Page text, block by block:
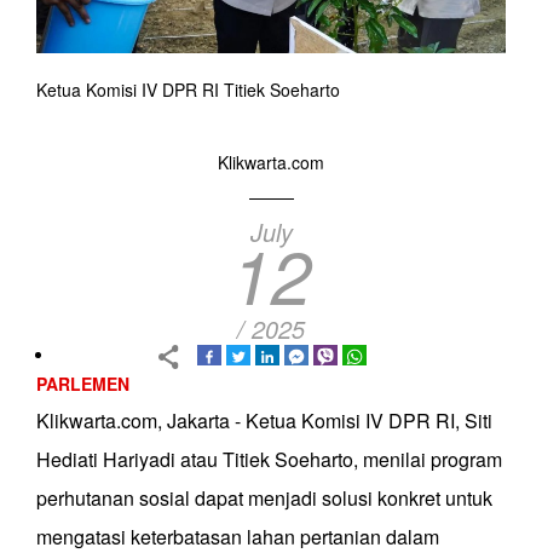
Ketua Komisi IV DPR RI Titiek Soeharto
Klikwarta.com
July
12
/ 2025
PARLEMEN
Klikwarta.com, Jakarta - Ketua Komisi IV DPR RI, Siti
Hediati Hariyadi atau Titiek Soeharto, menilai program
perhutanan sosial dapat menjadi solusi konkret untuk
mengatasi keterbatasan lahan pertanian dalam